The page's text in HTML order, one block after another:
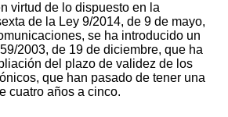
virtud de lo dispuesto en la
de la Ley 9/2014, de 9 de mayo,
se ha introducido un
2003, de 19 de diciembre, que ha
del plazo de validez de los
que han pasado de tener una
cuatro años a cinco.